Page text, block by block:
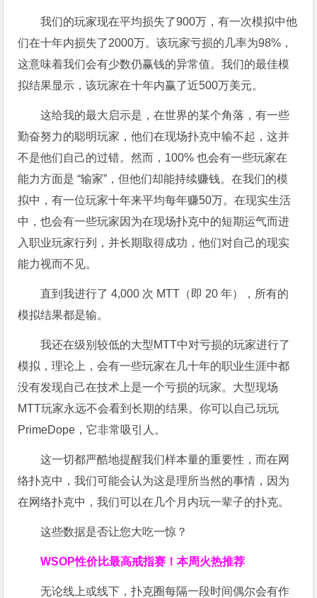
我们的玩家现在平均损失了900万，有一次模拟中他
们在十年内损失了2000万。该玩家亏损的几率为98%，
这意味着我们会有少数仍赢钱的异常值。我们的最佳模
拟结果显示，该玩家在十年内赢了近500万美元。
这给我的最大启示是，在世界的某个角落，有一些
勤奋努力的聪明玩家，他们在现场扑克中输不起，这并
不是他们自己的过错。然而，100% 也会有一些玩家在
能力方面是 “输家”，但他们却能持续赚钱。在我们的模
拟中，有一位玩家十年来平均每年赚50万。在现实生活
中，也会有一些玩家因为在现场扑克中的短期运气而进
入职业玩家行列，并长期取得成功，他们对自己的现实
能力视而不见。
直到我进行了 4,000 次 MTT（即 20 年），所有的
模拟结果都是输。
我还在级别较低的大型MTT中对亏损的玩家进行了
模拟，理论上，会有一些玩家在几十年的职业生涯中都
没有发现自己在技术上是一个亏损的玩家。大型现场
MTT玩家永远不会看到长期的结果。你可以自己玩玩
PrimeDope，它非常吸引人。
这一切都严酷地提醒我们样本量的重要性，而在网
络扑克中，我们可能会认为这是理所当然的事情，因为
在网络扑克中，我们可以在几个月内玩一辈子的扑克。
这些数据是否让您大吃一惊？
WSOP性价比最高戒指赛！本周火热推荐
无论线上或线下，扑克圈每隔一段时间偶尔会有作